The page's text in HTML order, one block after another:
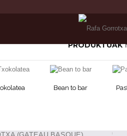
PRODUKTUAK
Bean to bar